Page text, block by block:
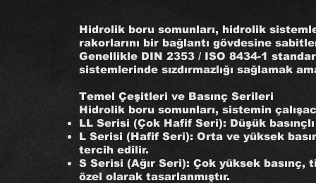
Hidrolik boru somunları, hidrolik
rakorlarını bir bağlantı gövdesine
Genellikle DIN 2353 / ISO 8434-1
sistemlerinde sızdırmazlığı sağlamak
Temel Çeşitleri ve Basınç Serileri
Hidrolik boru somunları, sistemin
LL Serisi (Çok Hafif Seri): Düşük
L Serisi (Hafif Seri): Orta ve yüksek
tercih edilir.
S Serisi (Ağır Seri): Çok yüksek basınç,
özel olarak tasarlanmıştır.